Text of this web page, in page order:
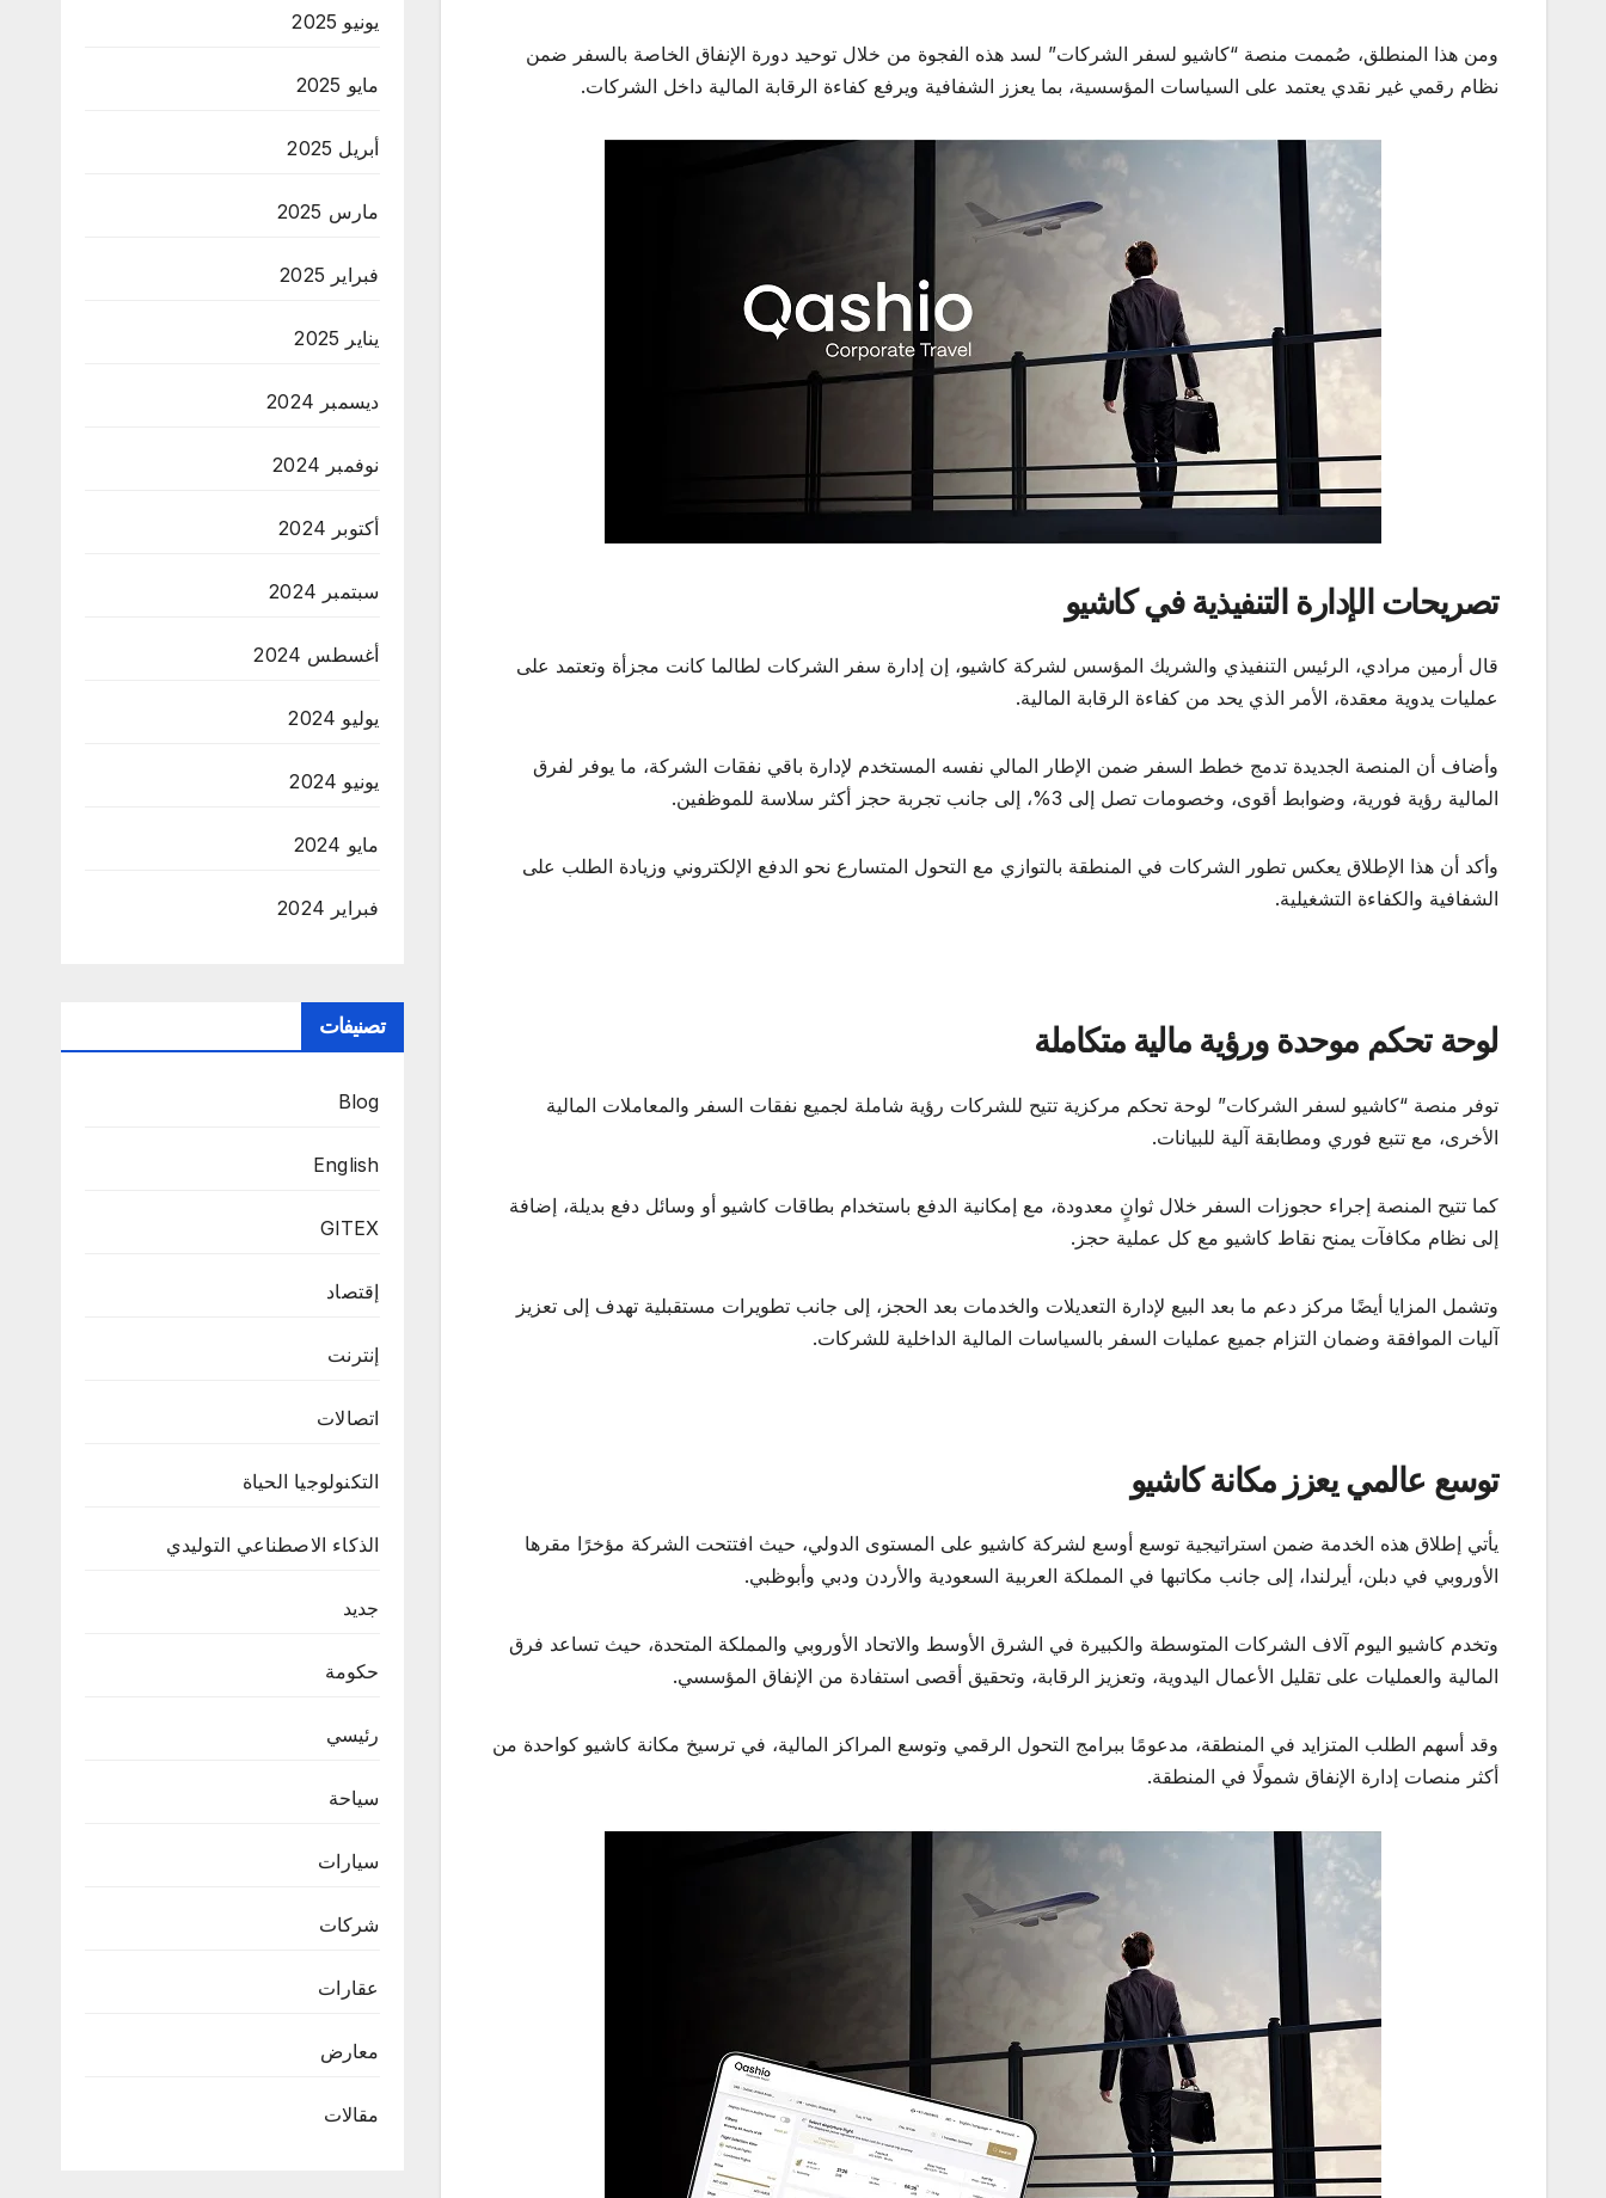
ومن هذا المنطلق، صُممت منصة “كاشيو لسفر الشركات” لسد هذه الفجوة من خلال توحيد دورة الإنفاق الخاصة بالسفر ضمن
نظام رقمي غير نقدي يعتمد على السياسات المؤسسية، بما يعزز الشفافية ويرفع كفاءة الرقابة المالية داخل الشركات.
تصريحات الإدارة التنفيذية في كاشيو
قال أرمين مرادي، الرئيس التنفيذي والشريك المؤسس لشركة كاشيو، إن إدارة سفر الشركات لطالما كانت مجزأة وتعتمد على
عمليات يدوية معقدة، الأمر الذي يحد من كفاءة الرقابة المالية.
وأضاف أن المنصة الجديدة تدمج خطط السفر ضمن الإطار المالي نفسه المستخدم لإدارة باقي نفقات الشركة، ما يوفر لفرق
المالية رؤية فورية، وضوابط أقوى، وخصومات تصل إلى 3%، إلى جانب تجربة حجز أكثر سلاسة للموظفين.
وأكد أن هذا الإطلاق يعكس تطور الشركات في المنطقة بالتوازي مع التحول المتسارع نحو الدفع الإلكتروني وزيادة الطلب على
الشفافية والكفاءة التشغيلية.
لوحة تحكم موحدة ورؤية مالية متكاملة
توفر منصة “كاشيو لسفر الشركات” لوحة تحكم مركزية تتيح للشركات رؤية شاملة لجميع نفقات السفر والمعاملات المالية
الأخرى، مع تتبع فوري ومطابقة آلية للبيانات.
كما تتيح المنصة إجراء حجوزات السفر خلال ثوانٍ معدودة، مع إمكانية الدفع باستخدام بطاقات كاشيو أو وسائل دفع بديلة، إضافة
إلى نظام مكافآت يمنح نقاط كاشيو مع كل عملية حجز.
وتشمل المزايا أيضًا مركز دعم ما بعد البيع لإدارة التعديلات والخدمات بعد الحجز، إلى جانب تطويرات مستقبلية تهدف إلى تعزيز
آليات الموافقة وضمان التزام جميع عمليات السفر بالسياسات المالية الداخلية للشركات.
توسع عالمي يعزز مكانة كاشيو
يأتي إطلاق هذه الخدمة ضمن استراتيجية توسع أوسع لشركة كاشيو على المستوى الدولي، حيث افتتحت الشركة مؤخرًا مقرها
الأوروبي في دبلن، أيرلندا، إلى جانب مكاتبها في المملكة العربية السعودية والأردن ودبي وأبوظبي.
وتخدم كاشيو اليوم آلاف الشركات المتوسطة والكبيرة في الشرق الأوسط والاتحاد الأوروبي والمملكة المتحدة، حيث تساعد فرق
المالية والعمليات على تقليل الأعمال اليدوية، وتعزيز الرقابة، وتحقيق أقصى استفادة من الإنفاق المؤسسي.
وقد أسهم الطلب المتزايد في المنطقة، مدعومًا ببرامج التحول الرقمي وتوسع المراكز المالية، في ترسيخ مكانة كاشيو كواحدة من
أكثر منصات إدارة الإنفاق شمولًا في المنطقة.
يونيو 2025
مايو 2025
أبريل 2025
مارس 2025
فبراير 2025
يناير 2025
ديسمبر 2024
نوفمبر 2024
أكتوبر 2024
سبتمبر 2024
أغسطس 2024
يوليو 2024
يونيو 2024
مايو 2024
فبراير 2024
تصنيفات
Blog
English
GITEX
إقتصاد
إنترنت
اتصالات
التكنولوجيا الحياة
الذكاء الاصطناعي التوليدي
جديد
حكومة
رئيسي
سياحة
سيارات
شركات
عقارات
معارض
مقالات